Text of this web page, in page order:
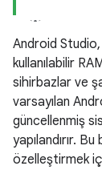
Android
kullanılabilir
sihirbazlar ve
varsayılan
güncellenmiş
yapılandırır.
özelleştirmek